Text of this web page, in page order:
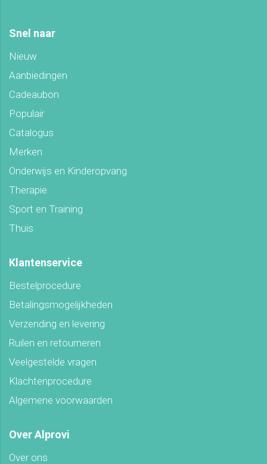
Snel naar
Nieuw
Aanbiedingen
Cadeaubon
Populair
Catalogus
Merken
Onderwijs en Kinderopvang
Therapie
Sport en Training
Thuis
Klantenservice
Bestelprocedure
Betalingsmogelijkheden
Verzending en levering
Ruilen en retourneren
Veelgestelde vragen
Klachtenprocedure
Algemene voorwaarden
Over Alprovi
Over ons